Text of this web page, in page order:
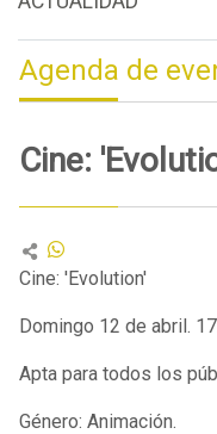
Agenda de
Cine:
Cine: 'Evolution'
Domingo 12 de abril.
Apta para todos los
Género: Animación.